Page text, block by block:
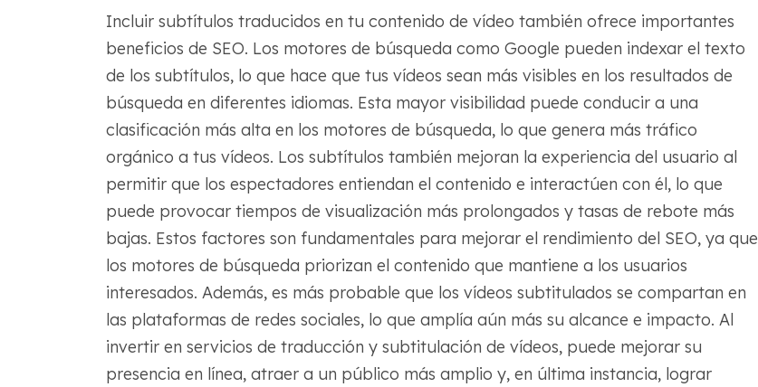
Incluir subtítulos traducidos en tu contenido de vídeo también ofrece importantes
beneficios de SEO. Los motores de búsqueda como Google pueden indexar el texto
de los subtítulos, lo que hace que tus vídeos sean más visibles en los resultados de
búsqueda en diferentes idiomas. Esta mayor visibilidad puede conducir a una
clasificación más alta en los motores de búsqueda, lo que genera más tráfico
orgánico a tus vídeos. Los subtítulos también mejoran la experiencia del usuario al
permitir que los espectadores entiendan el contenido e interactúen con él, lo que
puede provocar tiempos de visualización más prolongados y tasas de rebote más
bajas. Estos factores son fundamentales para mejorar el rendimiento del SEO, ya que
los motores de búsqueda priorizan el contenido que mantiene a los usuarios
interesados. Además, es más probable que los vídeos subtitulados se compartan en
las plataformas de redes sociales, lo que amplía aún más su alcance e impacto. Al
invertir en servicios de traducción y subtitulación de vídeos, puede mejorar su
presencia en línea, atraer a un público más amplio y, en última instancia, lograr